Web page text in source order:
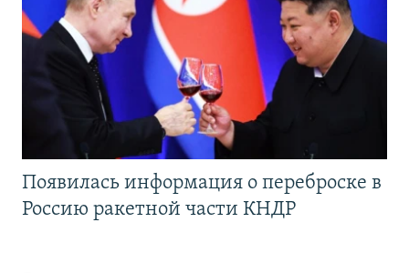
Появилась информация о переброске в
Россию ракетной части КНДР